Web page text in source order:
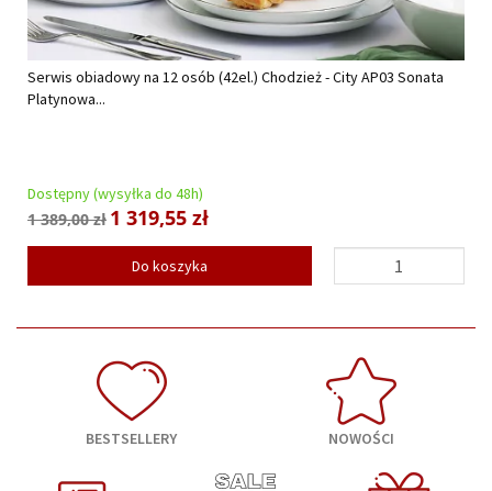
Serwis obiadowy na 12 osób (42el.) Chodzież - City AP03 Sonata
Platynowa...
Dostępny (wysyłka do 48h)
1 389,00 zł 1 319,55 zł
Do koszyka
BESTSELLERY NOWOŚCI